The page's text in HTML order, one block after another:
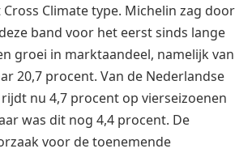
Climate type. Michelin zag door
band voor het eerst sinds lange
groei in marktaandeel, namelijk van
20,7 procent. Van de Nederlandse
nu 4,7 procent op vierseizoenen
was dit nog 4,4 procent. De
voor de toenemende